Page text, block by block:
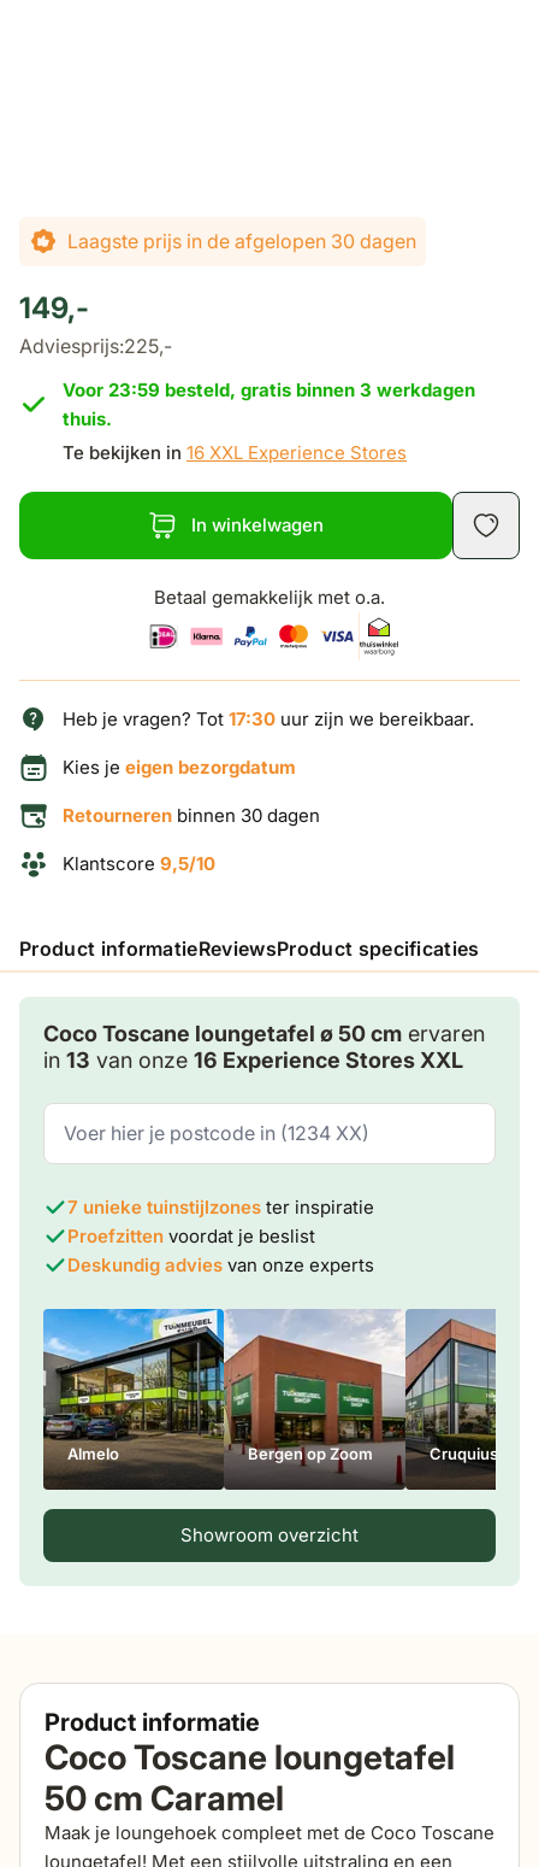
Laagste prijs in de afgelopen 30 dagen
149,-
Adviesprijs:225,-
Voor 23:59 besteld, gratis binnen 3 werkdagen
thuis.
Te bekijken in 16 XXL Experience Stores
In winkelwagen
Betaal gemakkelijk met o.a.
Heb je vragen? Tot 17:30 uur zijn we bereikbaar.
Kies je eigen bezorgdatum
Retourneren binnen 30 dagen
Klantscore 9,5/10
Product informatieReviewsProduct specificaties
Coco Toscane loungetafel ø 50 cm ervaren
in 13 van onze 16 Experience Stores XXL
7 unieke tuinstijlzones ter inspiratie
Proefzitten voordat je beslist
Deskundig advies van onze experts
Almelo Bergen op Zoom Cruquius
Showroom overzicht
Product informatie
Coco Toscane loungetafel
50 cm Caramel
Maak je loungehoek compleet met de Coco Toscane
loungetafel! Met een stijlvolle uitstraling en een